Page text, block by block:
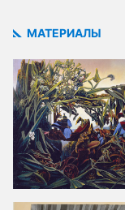
МАТЕРИАЛЫ